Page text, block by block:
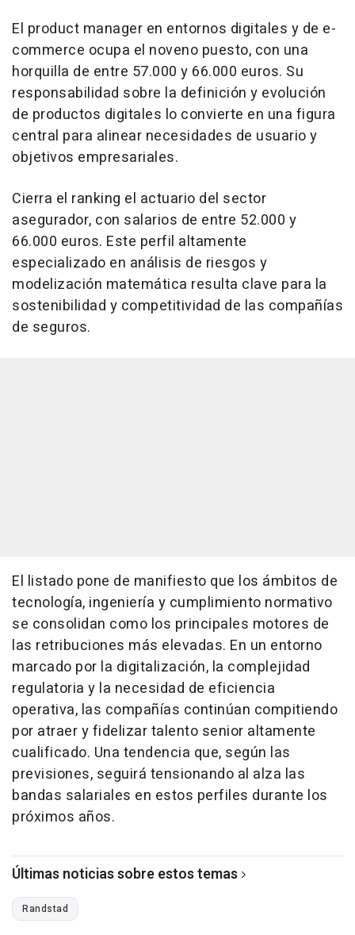
El product manager en entornos digitales y de e-
commerce ocupa el noveno puesto, con una
horquilla de entre 57.000 y 66.000 euros. Su
responsabilidad sobre la definición y evolución
de productos digitales lo convierte en una figura
central para alinear necesidades de usuario y
objetivos empresariales.
Cierra el ranking el actuario del sector
asegurador, con salarios de entre 52.000 y
66.000 euros. Este perfil altamente
especializado en análisis de riesgos y
modelización matemática resulta clave para la
sostenibilidad y competitividad de las compañías
de seguros.
El listado pone de manifiesto que los ámbitos de
tecnología, ingeniería y cumplimiento normativo
se consolidan como los principales motores de
las retribuciones más elevadas. En un entorno
marcado por la digitalización, la complejidad
regulatoria y la necesidad de eficiencia
operativa, las compañías continúan compitiendo
por atraer y fidelizar talento senior altamente
cualificado. Una tendencia que, según las
previsiones, seguirá tensionando al alza las
bandas salariales en estos perfiles durante los
próximos años.
Últimas noticias sobre estos temas
Randstad